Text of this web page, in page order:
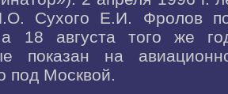
Сухого Е.И. Фролов
18 августа того же
показан на
под Москвой.